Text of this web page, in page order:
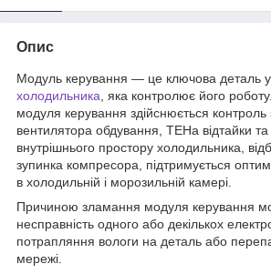
Опис
Модуль керування — це ключова деталь у
холодильника , яка контролює його
модуля керування здійснюється
вентилятора обдування, ТЕНа відтайки
внутрішнього простору холодильника,
зупинка компресора, підтримується
в холодильній і морозильній камері.
Причиною зламання модуля керування
несправність одного або декількох
потрапляння вологи на деталь або
мережі.